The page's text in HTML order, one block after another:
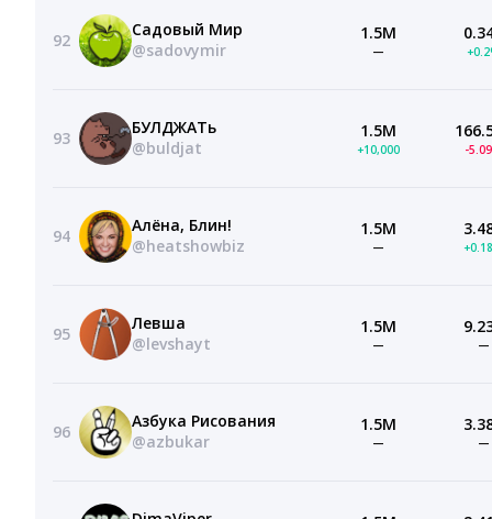
92
Садовый Мир
@sadovymir
1.5M
—
93
БУЛДЖАТь
@buldjat
1.5M
+10,000 -
94
Алёна, Блин!
@heatshowbiz
1.5M
—
95
Левша
@levshayt
1.5M
— —
96
Азбука Рисования
@azbukar
1.5M
— —